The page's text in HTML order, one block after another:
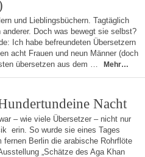
und Lieblingsbüchern. Tagtäglich
Doch was bewegt sie selbst?
Ich habe befreundeten Übersetzern
acht Frauen und neun Männer (doch
übersetzen aus dem …
Mehr…
Nacht
– wie viele Übersetzer – nicht nur
erin. So wurde sie eines Tages
Berlin die arabische Rohrflöte
„Schätze des Aga Khan